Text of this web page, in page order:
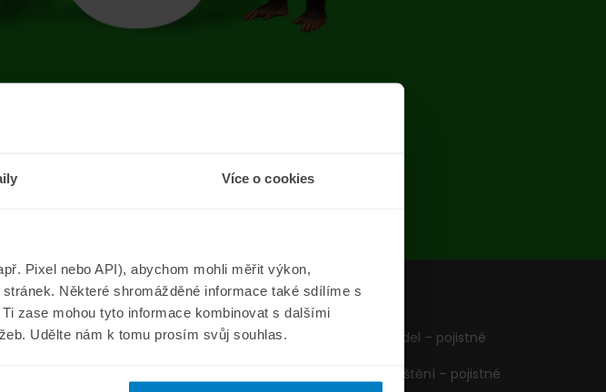
Více o cookies
Pixel nebo API), abychom mohli měřit výkon,
Některé shromážděné informace také sdílíme s
zase mohou tyto informace kombinovat s dalšími
Udělte nám k tomu prosím svůj souhlas.
chyba
stránku
ePojisteni.cz
O nás
Formuláře
Pojištění vozidel – pojistné
Cestovní pojištění – pojistné